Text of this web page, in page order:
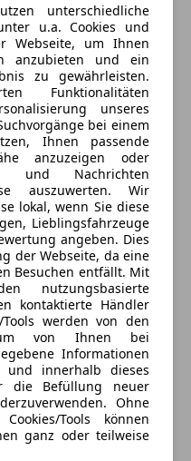
unterschiedliche
u.a. Cookies und
Webseite, um Ihnen
anzubieten und ein
zu gewährleisten.
Funktionalitäten
unseres
bei einem
Ihnen passende
anzuzeigen oder
und Nachrichten
auszuwerten. Wir
lokal, wenn Sie diese
Lieblingsfahrzeuge
angeben. Dies
der Webseite, da eine
Besuchen entfällt. Mit
nutzungsbasierte
kontaktierte Händler
werden von den
um von Ihnen bei
Informationen
innerhalb dieses
die Befüllung neuer
Ohne
Tools können
ganz oder teilweise